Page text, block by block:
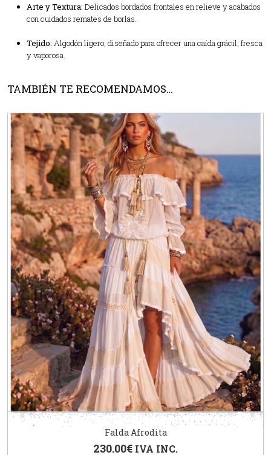
Arte y Textura: Delicados bordados frontales en relieve y acabados
con cuidados remates de borlas.
Tejido: Algodón ligero, diseñado para ofrecer una caída grácil, fresca
y vaporosa.
TAMBIÉN TE RECOMENDAMOS…
Falda Afrodita
230.00€ IVA INC.